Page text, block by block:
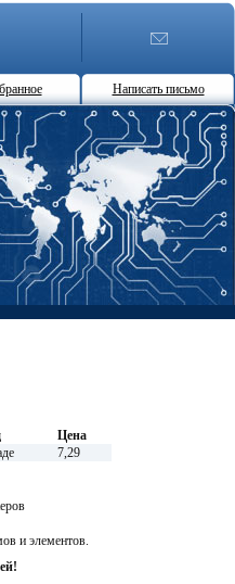
Написать письмо
Цена
7,29
и элементов.